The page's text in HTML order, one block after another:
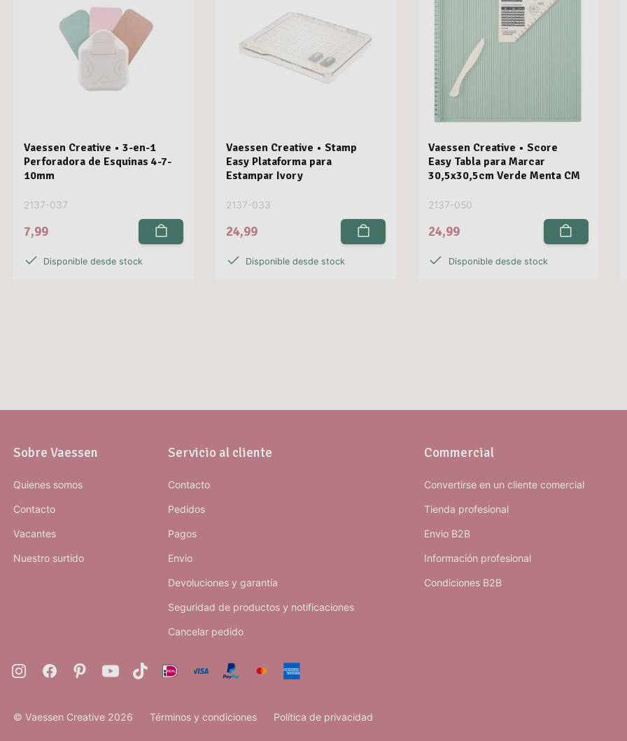
Vaessen Creative • 3-en-1
Perforadora de Esquinas 4-7-
10mm
2137-037
7,99
Disponible desde stock
Vaessen Creative • Stamp
Easy Plataforma para
Estampar Ivory
2137-033
24,99
Disponible desde stock
Vaessen Creative • Score
Easy Tabla para Marcar
30,5x30,5cm Verde Menta CM
2137-050
24,99
Disponible desde stock
Sobre Vaessen
Quienes somos
Contacto
Vacantes
Nuestro surtido
Servicio al cliente
Contacto
Pedidos
Pagos
Envio
Devoluciones y garantía
Seguridad de productos y notificaciones
Cancelar pedido
Commercial
Convertirse en un cliente comercial
Tienda profesional
Envio B2B
Información profesional
Condiciones B2B
© Vaessen Creative 2026 Términos y condiciones Política de privacidad